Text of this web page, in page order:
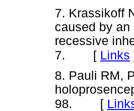
7. Krassikoff
caused by
recessive
7. [ Links
8. Pauli RM,
98. [